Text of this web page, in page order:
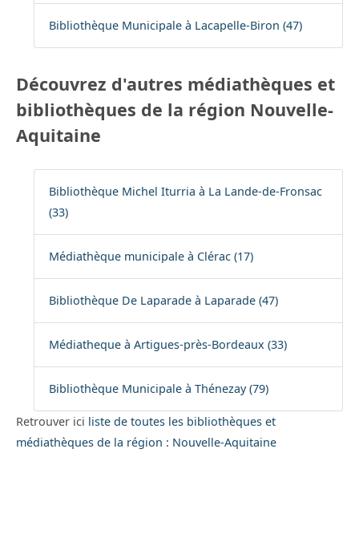
Bibliothèque Municipale à Lacapelle-Biron (47)
Découvrez d'autres médiathèques et
bibliothèques de la région Nouvelle-
Aquitaine
Bibliothèque Michel Iturria à La Lande-de-Fronsac
(33)
Médiathèque municipale à Clérac (17)
Bibliothèque De Laparade à Laparade (47)
Médiatheque à Artigues-près-Bordeaux (33)
Bibliothèque Municipale à Thénezay (79)
Retrouver ici liste de toutes les bibliothèques et
médiathèques de la région : Nouvelle-Aquitaine